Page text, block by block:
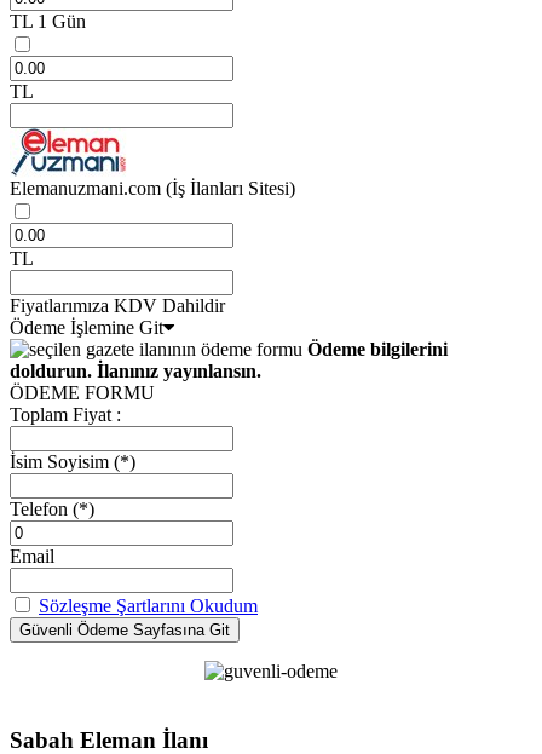
TL 1 Gün
TL
Elemanuzmani.com (İş İlanları Sitesi)
TL
Fiyatlarımıza KDV Dahildir
Ödeme İşlemine Git
Ödeme bilgilerini
doldurun. İlanınız yayınlansın.
ÖDEME FORMU
Toplam Fiyat :
İsim Soyisim (*)
Telefon (*)
Email
Sözleşme Şartlarını Okudum
Sabah Eleman İlanı